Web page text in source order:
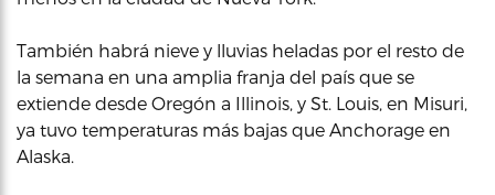
También habrá nieve y lluvias heladas por el resto de
la semana en una amplia franja del país que se
extiende desde Oregón a Illinois, y St. Louis, en Misuri,
ya tuvo temperaturas más bajas que Anchorage en
Alaska.